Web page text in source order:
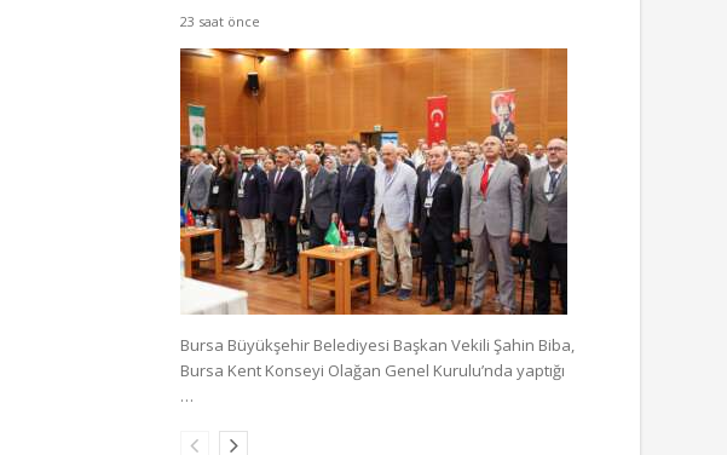
23 saat önce
Bursa Büyükşehir Belediyesi Başkan Vekili Şahin Biba,
Bursa Kent Konseyi Olağan Genel Kurulu’nda yaptığı
…